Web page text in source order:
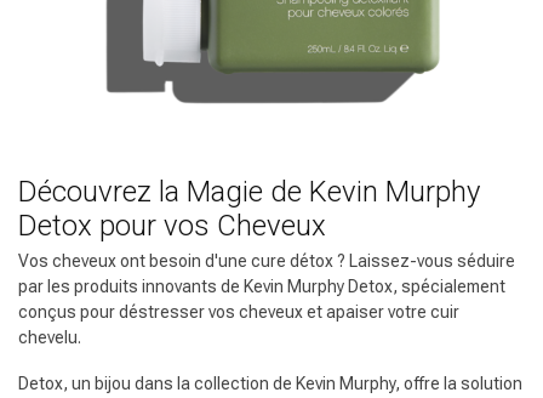
Découvrez la Magie de Kevin Murphy
Detox pour vos Cheveux
Vos cheveux ont besoin d'une cure détox ? Laissez-vous séduire
par les produits innovants de Kevin Murphy Detox, spécialement
conçus pour déstresser vos cheveux et apaiser votre cuir
chevelu.
Detox, un bijou dans la collection de Kevin Murphy, offre la solution